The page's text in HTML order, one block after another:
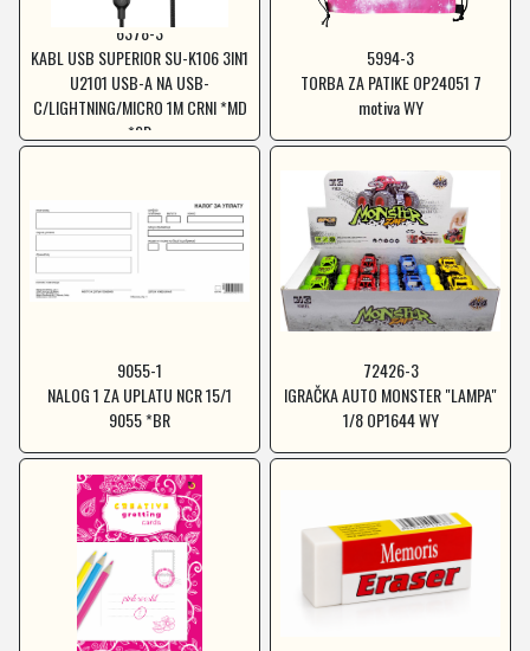
6378-3
KABL USB SUPERIOR SU-K106 3IN1
U2101 USB-A NA USB-
C/LIGHTNING/MICRO 1M CRNI *MD
*SR
5994-3
TORBA ZA PATIKE OP24051 7
motiva WY
9055-1
NALOG 1 ZA UPLATU NCR 15/1
9055 *BR
72426-3
IGRAČKA AUTO MONSTER "LAMPA"
1/8 OP1644 WY